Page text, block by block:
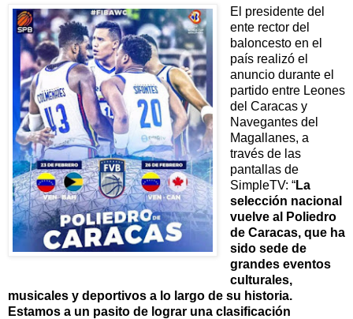
El presidente del
ente rector del
baloncesto en el
país realizó el
anuncio durante el
partido entre Leones
del Caracas y
Navegantes del
Magallanes, a
través de las
pantallas de
SimpleTV: “La
selección nacional
vuelve al Poliedro
de Caracas, que ha
sido sede de
grandes eventos
culturales,
musicales y deportivos a lo largo de su historia.
Estamos a un pasito de lograr una clasificación